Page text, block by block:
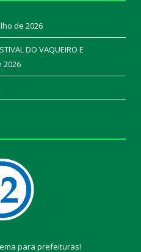
de 2026
DO VAQUEIRO E
2026
para prefeituras!